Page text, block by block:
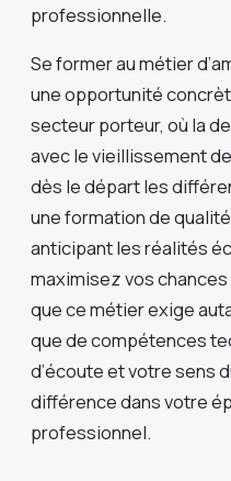
professionnelle.
Se former au métier
une opportunité
secteur porteur, où la
avec le vieillissement
dès le départ les
une formation de
anticipant les réalités
maximisez vos
que ce métier exige
que de compétences
d’écoute et votre sens
différence dans votre
professionnel.